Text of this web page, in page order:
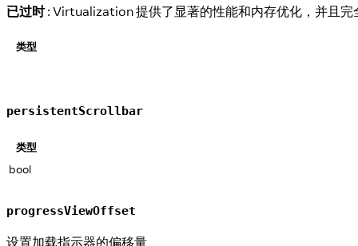
已过时: Virtualization 提供了显著的性能和内存优化，并且
类型
persistentScrollbar
类型
bool
progressViewOffset
设置加载指示器的偏移量